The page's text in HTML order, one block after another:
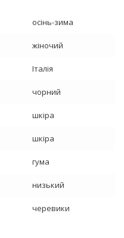
осінь-зима
жіночий
Італія
чорний
шкіра
шкіра
гума
низький
черевики